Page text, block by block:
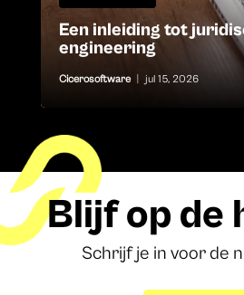
Een inleiding tot
engineering
Cicerosoftware jul 15, 2026
Blijf op de
Schrijf je in voor de